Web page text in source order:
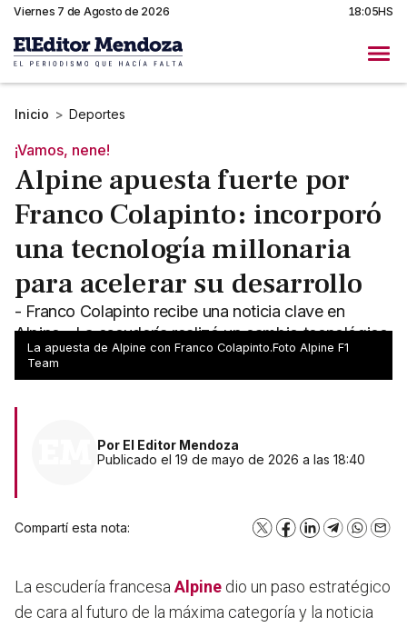
Viernes 7 de Agosto de 2026 18:05HS
Inicio > Deportes
¡Vamos, nene!
Alpine apuesta fuerte por
Franco Colapinto: incorporó
una tecnología millonaria
para acelerar su desarrollo
- Franco Colapinto recibe una noticia clave en
Alpine - La escudería realizó un cambio tecnológico
que puede potenciar su futuro en la Fórmula 1
La apuesta de Alpine con Franco Colapinto.Foto Alpine F1
Team
Por El Editor Mendoza
Publicado el 19 de mayo de 2026 a las 18:40
Compartí esta nota: X Facebook
LinkedInTelegram
La escudería francesa Alpine dio un paso estratégico
de cara al futuro de la máxima categoría y la noticia